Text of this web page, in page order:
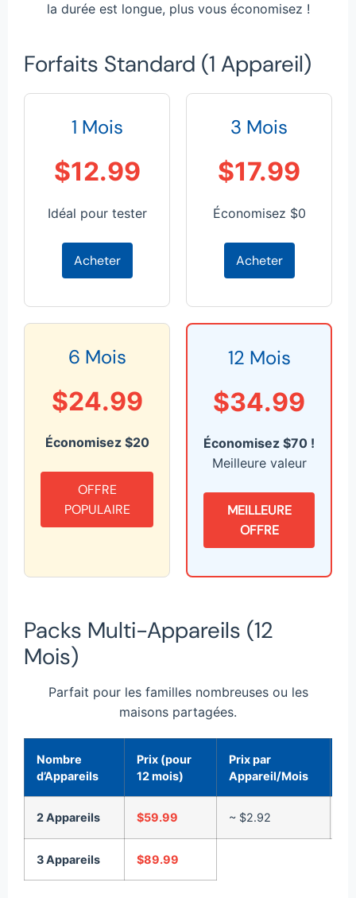
la durée est longue, plus vous économisez !
Forfaits Standard (1 Appareil)
1 Mois
$12.99
Idéal pour tester
Acheter
3 Mois
$17.99
Économisez $0
Acheter
6 Mois
$24.99
Économisez $20
OFFRE
POPULAIRE
12 Mois
$34.99
Économisez $70 !
Meilleure valeur
MEILLEURE
OFFRE
Packs Multi-Appareils (12
Mois)
Parfait pour les familles nombreuses ou les
maisons partagées.
Nombre
d’Appareils
Prix (pour
12 mois)
Prix par
Appareil/Mois
2 Appareils $59.99 ~ $2.92
3 Appareils $89.99